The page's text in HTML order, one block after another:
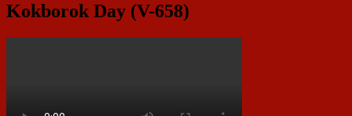
Kokborok Day (V-658)